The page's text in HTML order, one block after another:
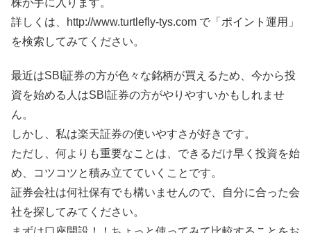
詳しくは、http://www.turtlefly-tys.com で「ポイント運用」
を検索してみてください。
最近はSBI証券の方が色々な銘柄が買えるため、今から投
資を始める人はSBI証券の方がやりやすいかもしれませ
ん。
しかし、私は楽天証券の使いやすさが好きです。
ただし、何よりも重要なことは、できるだけ早く投資を始
め、コツコツと積み立てていくことです。
証券会社は何社保有でも構いませんので、自分に合った会
社を探してみてください。